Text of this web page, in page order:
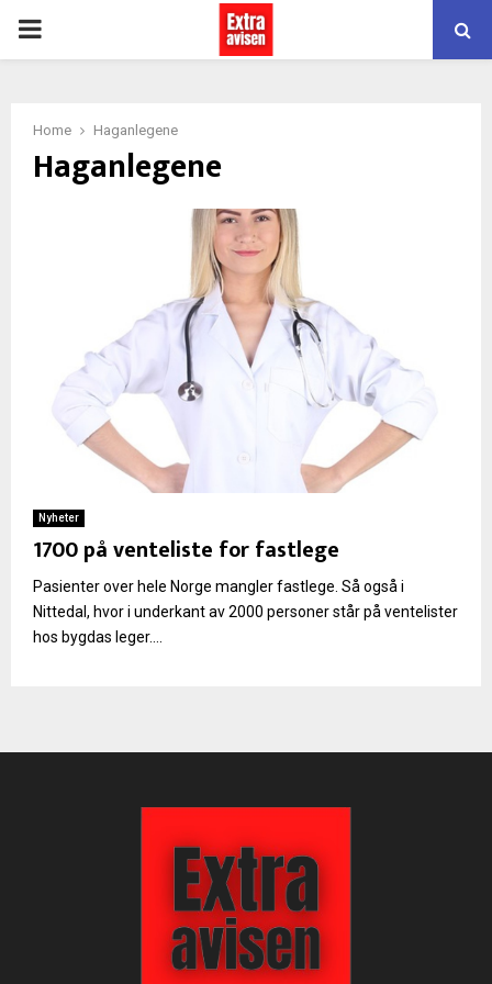
PRIMARY
Home Haganlegene
Haganlegene
Nyheter
1700 på venteliste for fastlege
Pasienter over hele Norge mangler fastlege. Så også i
Nittedal, hvor i underkant av 2000 personer står på ventelister
hos bygdas leger....